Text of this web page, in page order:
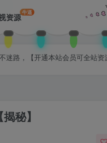
资源牛逼
路，【开通本站会员可全站
秘】